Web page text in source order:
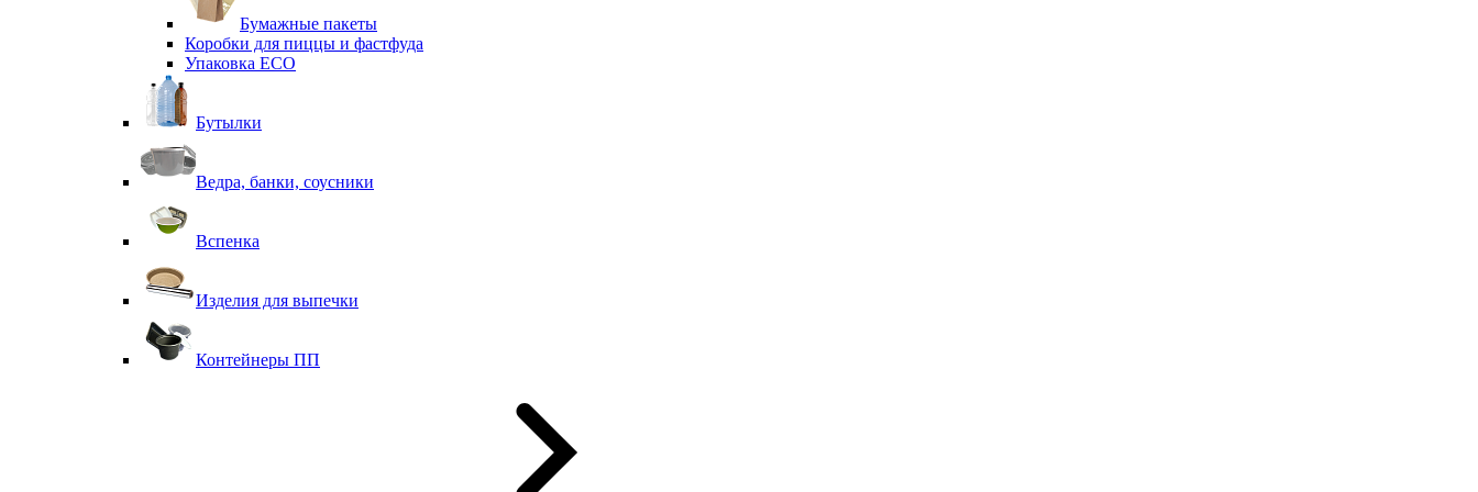
Бумажные пакеты
Коробки для пиццы и фастфуда
Упаковка ECO
Бутылки
Ведра, банки, соусники
Вспенка
Изделия для выпечки
Контейнеры ПП